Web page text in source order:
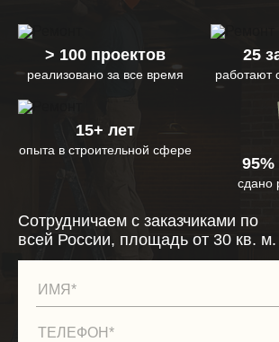
> 100 проектов
реализовано за все время
25
работают
15+ лет
опыта в строительной сфере
95%
сдано
Сотрудничаем с заказчиками по
всей России, площадь от 30 кв. м.